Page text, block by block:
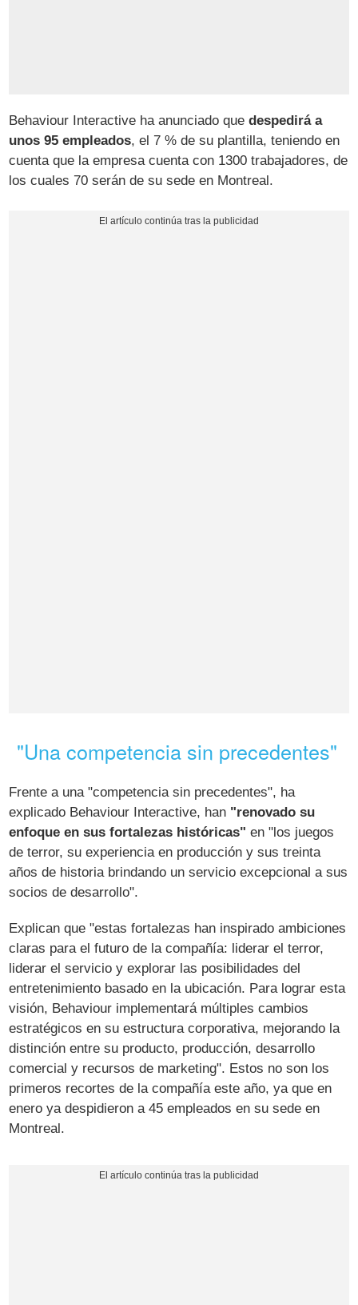
Behaviour Interactive ha anunciado quedespedirá a
unos 95 empleados, el 7 % de su plantilla, teniendo en
cuenta que la empresa cuenta con 1300 trabajadores, de
los cuales 70 serán de su sede en Montreal.
"Una competencia sin precedentes"
Frente a una "competencia sin precedentes", ha
explicado Behaviour Interactive, han "renovado su
enfoque en sus fortalezas históricas" en "los juegos
de terror, su experiencia en producción y sus treinta
años de historia brindando un servicio excepcional a sus
socios de desarrollo".
Explican que "estas fortalezas han inspirado ambiciones
claras para el futuro de la compañía: liderar el terror,
liderar el servicio y explorar las posibilidades del
entretenimiento basado en la ubicación. Para lograr esta
visión, Behaviour implementará múltiples cambios
estratégicos en su estructura corporativa, mejorando la
distinción entre su producto, producción, desarrollo
comercial y recursos de marketing". Estos no son los
primeros recortes de la compañía este año, ya que en
enero ya despidieron a 45 empleados en su sede en
Montreal.